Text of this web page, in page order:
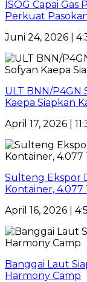
ISOG Capai Gas
Perkuat
Juni 24, 2026 |
ULT BNN/P4GN
Kaepa Siapkan
April 17, 2026 |
Sulteng Ekspor
Kontainer, 4.077
April 16, 2026 |
Banggai Laut
Harmony Camp